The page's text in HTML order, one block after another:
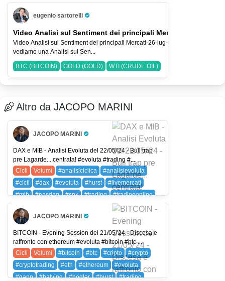
SPX (SP 500)
eugenio sartorelli
Pro Trader
Video Analisi sul Sentiment dei principali Mercati-26-lug-2026
Video Analisi sul Sentiment dei principali Mercati-26-lug-2026 Nel Video
vediamo una Analisi sul Sen...
BTC (BITCOIN) GOLD (GOLD) WTI (CRUDE OIL)
Altro da JACOPO MARINI
JACOPO MARINI
Pro Trader
DAX e MIB - Analisi Evoluta del 22/05/'24 - Bull trap
pre Lagarde... centrata! #evoluta #trading #...
Cicli
Volumi #analisiciclica
#analisievoluta
#cicli
#dax #evoluta #hurst
#livemercati
#mib
#nasdaq #spx #trading
#tradingonline
FIB (FTSE MIB)
NDX (NASDAQ 100)
SPX (SP 500) SPXC (SPX)
JACOPO MARINI
Pro Trader
BITCOIN - Evening Session del 21/05/'24 - Discesa e
raffronto con ethereum #evoluta #bitcoin #btc ...
Cicli
Volumi #bitcoin #btc #cripto
#crypto
#cryptotrading
#eth #ethereum
#evoluta
#gann
#halving #hodler #hurst
#trading